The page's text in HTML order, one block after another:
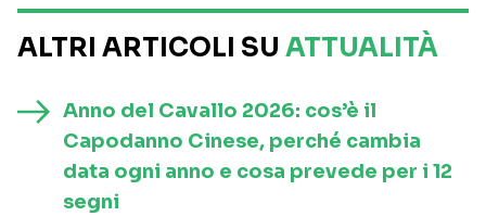
ALTRI ARTICOLI SU ATTUALITÀ
Anno del Cavallo 2026: cos’è il
Capodanno Cinese, perché cambia
data ogni anno e cosa prevede per i 12
segni